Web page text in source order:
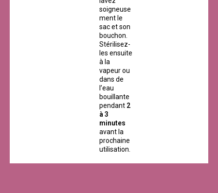
soigneuse
ment le
sac et son
bouchon.
Stérilisez-
les ensuite
à la
vapeur ou
dans de
l’eau
bouillante
pendant 2
à 3
minutes
avant la
prochaine
utilisation.